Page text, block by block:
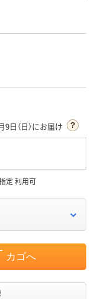
日（日）にお届け
定 利用可
カゴへ